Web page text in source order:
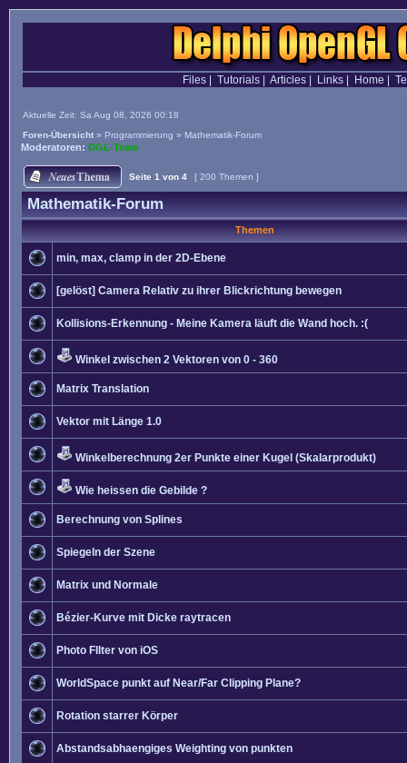
Files| Tutorials| Articles| Links| Home
Aktuelle Zeit: Sa Aug 08, 2026 00:18
Foren-Übersicht » Programmierung » Mathematik-Forum
Moderatoren: DGL-Team
Seite 1 von 4 [ 200 Themen ]
Mathematik-Forum
Themen
min, max, clamp in der 2D-Ebene
[gelöst] Camera Relativ zu ihrer Blickrichtung bewegen
Kollisions-Erkennung - Meine Kamera läuft die Wand hoch. :(
Winkel zwischen 2 Vektoren von 0 - 360
Matrix Translation
Vektor mit Länge 1.0
Winkelberechnung 2er Punkte einer Kugel (Skalarprodukt)
Wie heissen die Gebilde ?
Berechnung von Splines
Spiegeln der Szene
Matrix und Normale
Bézier-Kurve mit Dicke raytracen
Photo FIlter von iOS
WorldSpace punkt auf Near/Far Clipping Plane?
Rotation starrer Körper
Abstandsabhaengiges Weighting von punkten